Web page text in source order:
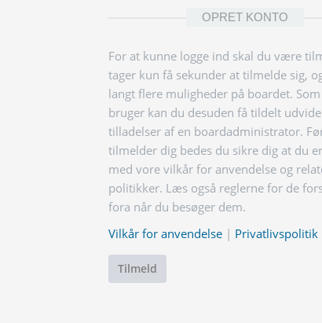
OPRET KONTO
For at kunne logge ind skal du være
tager kun få sekunder at tilmelde sig,
langt flere muligheder på boardet.
bruger kan du desuden få tildelt
tilladelser af en boardadministrator.
tilmelder dig bedes du sikre dig at du
med vore vilkår for anvendelse og
politikker. Læs også reglerne for de
fora når du besøger dem.
Vilkår for anvendelse | Privatlivspolitik
Tilmeld